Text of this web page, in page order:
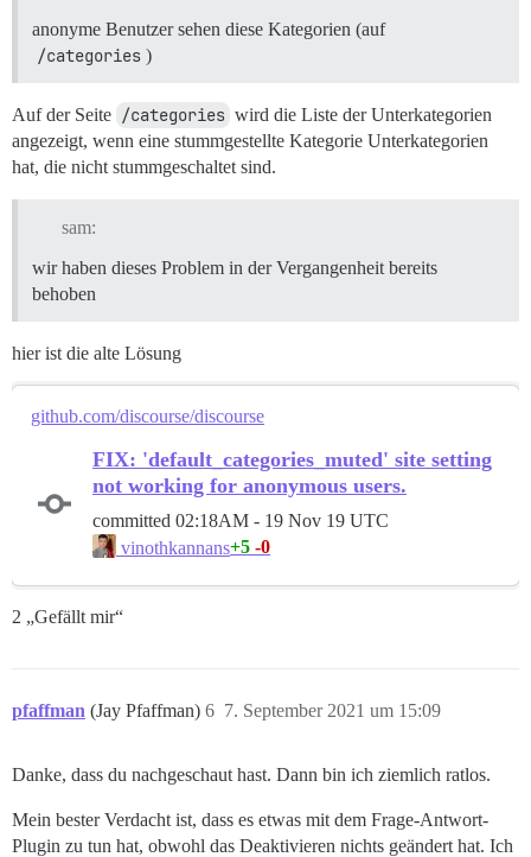
anonyme Benutzer sehen diese Kategorien (auf
/categories )
Auf der Seite /categories wird die Liste der Unterkategorien
angezeigt, wenn eine stummgestellte Kategorie Unterkategorien
hat, die nicht stummgeschaltet sind.
sam:
wir haben dieses Problem in der Vergangenheit bereits
behoben
hier ist die alte Lösung
github.com/discourse/discourse
FIX: 'default_categories_muted' site setting
not working for anonymous users.
committed 02:18AM - 19 Nov 19 UTC
vinothkannans+5 -0
2 „Gefällt mir“
pfaffman (Jay Pfaffman) 7. September 2021 um 15:09
6
Danke, dass du nachgeschaut hast. Dann bin ich ziemlich ratlos.
Mein bester Verdacht ist, dass es etwas mit dem Frage-Antwort-
Plugin zu tun hat, obwohl das Deaktivieren nichts geändert hat. Ich